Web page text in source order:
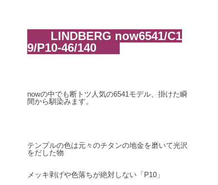
LINDBERG now6541/C1
9/P10-46/140
nowの中でも断トツ人気の6541モデル、掛けた瞬
間から馴染みます。
テンプルの色は元々のチタンの地金を磨いて光沢
をだした物
メッキ剥げや色落ちが絶対しない「P10」